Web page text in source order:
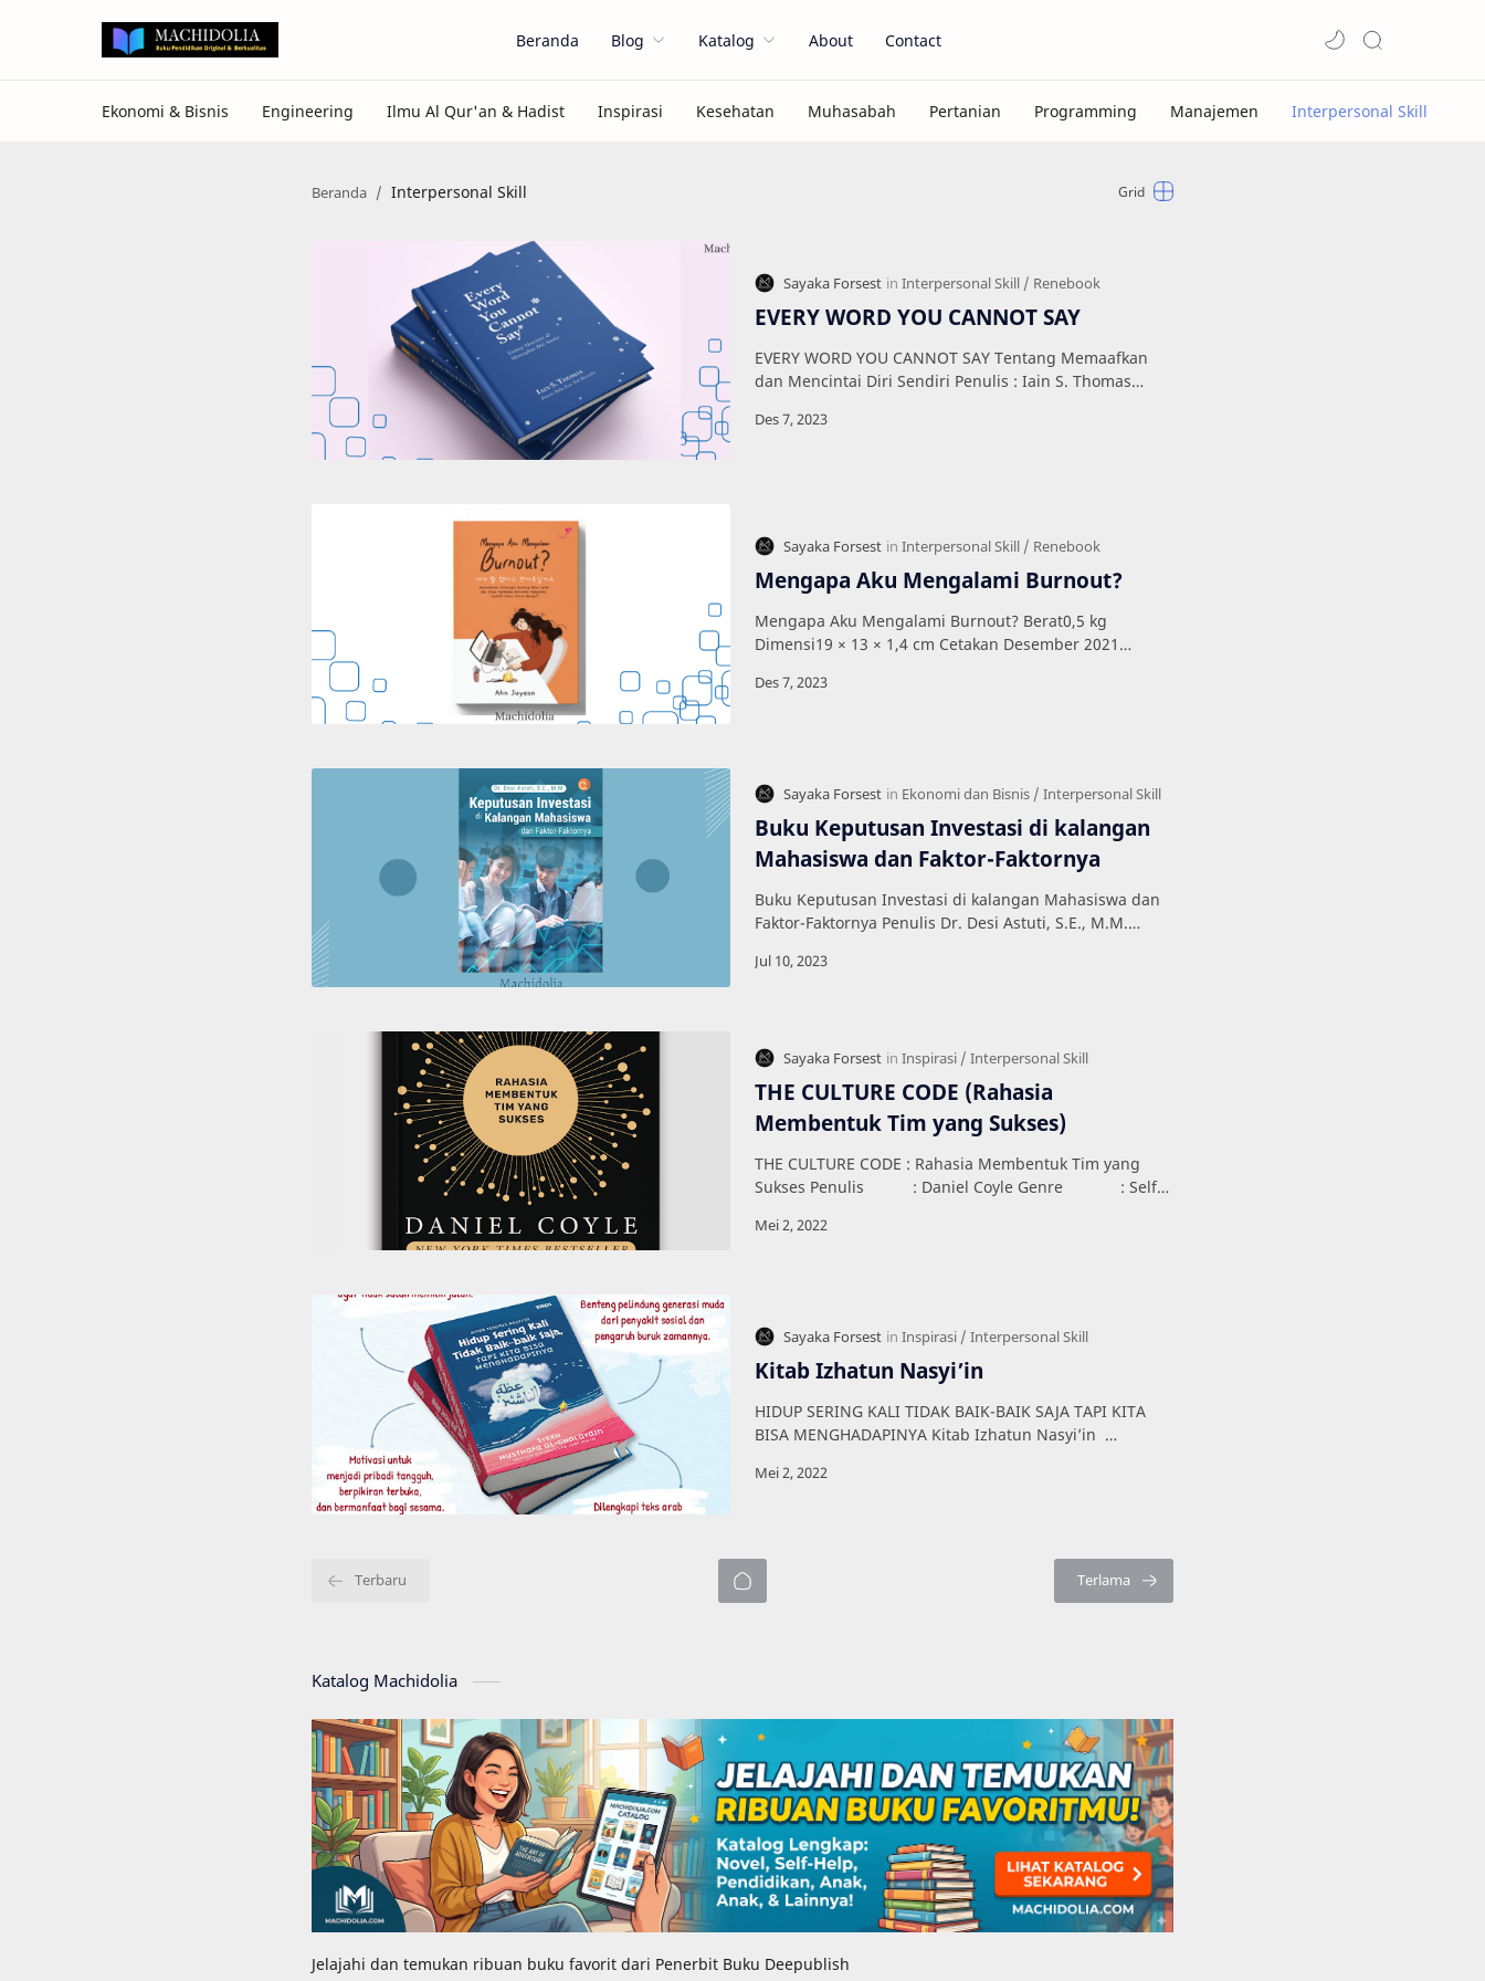
Beranda Blog Katalog About Contact
Interpersonal Skill
EVERY WORD YOU CANNOT SAY
EVERY WORD YOU CANNOT SAY Tentang Memaafkan
dan Mencintai Diri Sendiri Penulis : Iain S. Thomas
…
Mengapa Aku Mengalami Burnout?
Mengapa Aku Mengalami Burnout? Berat0,5 kg
Dimensi19 × 13 × 1,4 cm Cetakan Desember 2021
Penerbit Ren…
Buku Keputusan Investasi di kalangan
Mahasiswa dan Faktor-Faktornya
Buku Keputusan Investasi di kalangan Mahasiswa dan
Faktor-Faktornya Penulis Dr. Desi Astuti, S.E., M.M.
THE CULTURE CODE (Rahasia
Membentuk Tim yang Sukses)
THE CULTURE CODE : Rahasia Membentuk Tim yang
Sukses Penulis : Daniel Coyle Genre : Self
Kitab Izhatun Nasyi’in
HIDUP SERING KALI TIDAK BAIK-BAIK SAJA TAPI KITA
BISA MENGHADAPINYA Kitab Izhatun Nasyi’in
Katalog Machidolia
Jelajahi dan temukan ribuan buku favorit dari Penerbit Buku Deepublish